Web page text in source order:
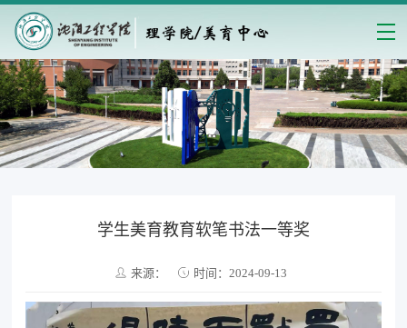
学生美育教育软笔书法一等奖
来源： 时间：2024-09-13